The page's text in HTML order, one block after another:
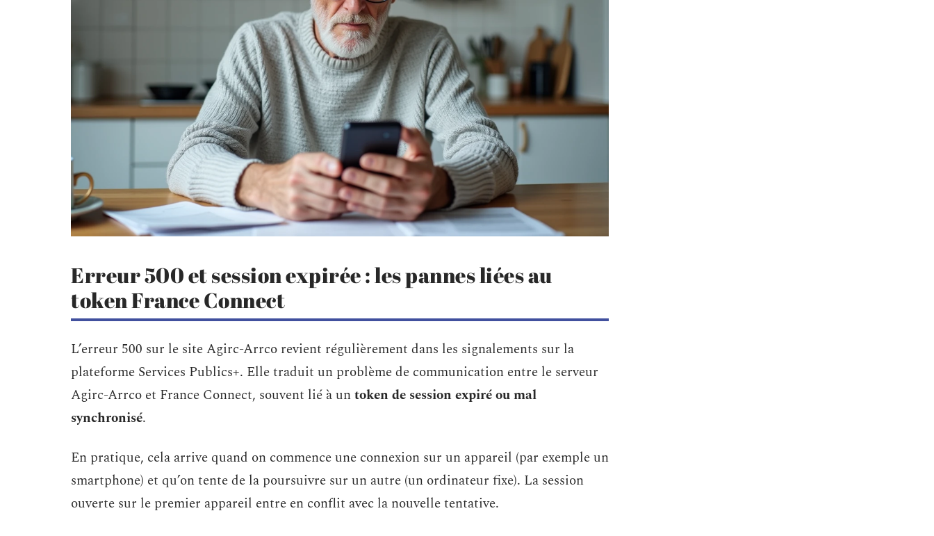
Erreur 500 et session expirée : les pannes liées au
token France Connect
L’erreur 500 sur le site Agirc-Arrco revient régulièrement dans les signalements sur la
plateforme Services Publics+. Elle traduit un problème de communication entre le serveur
Agirc-Arrco et France Connect, souvent lié à untoken de session expiré ou mal
synchronisé.
En pratique, cela arrive quand on commence une connexion sur un appareil (par exemple un
smartphone) et qu’on tente de la poursuivre sur un autre (un ordinateur fixe). La session
ouverte sur le premier appareil entre en conflit avec la nouvelle tentative.